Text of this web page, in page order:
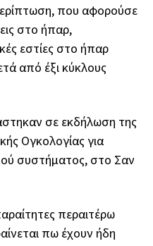
που αφορούσε
στο ήπαρ,
εστίες στο ήπαρ
από έξι κύκλους
σε εκδήλωση της
Ογκολογίας για
συστήματος, στο Σαν
περαιτέρω
πω έχουν ήδη